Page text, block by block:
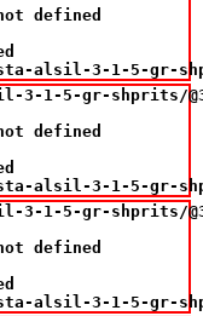
defined
alsil-3-1-5-gr-
1-5-gr-shprits/
defined
alsil-3-1-5-gr-
1-5-gr-shprits/
defined
alsil-3-1-5-gr-